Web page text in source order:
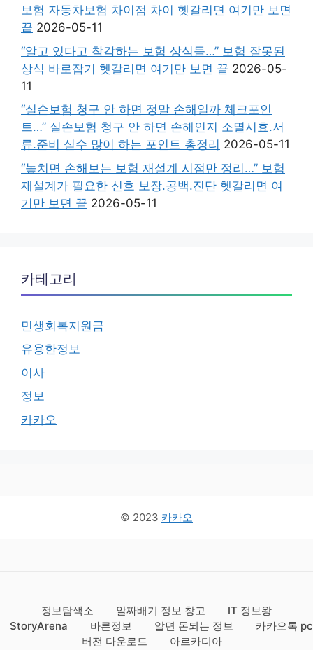
보험 자동차보험 차이점 차이 헷갈리면 여기만 보면
끝 2026-05-11
“알고 있다고 착각하는 보험 상식들…” 보험 잘못된
상식 바로잡기 헷갈리면 여기만 보면 끝 2026-05-
11
“실손보험 청구 안 하면 정말 손해일까 체크포인
트…” 실손보험 청구 안 하면 손해인지 소멸시효.서
류.준비 실수 많이 하는 포인트 총정리 2026-05-11
“놓치면 손해보는 보험 재설계 시점만 정리…” 보험
재설계가 필요한 신호 보장.공백.진단 헷갈리면 여
기만 보면 끝 2026-05-11
카테고리
민생회복지원금
유용한정보
이사
정보
카카오
© 2023 카카오
정보탐색소 알짜배기 정보 창고
IT 정보왕
StoryArena
바른정보 알면 돈되는 정보
카카오톡 pc
버전 다운로드
아르카디아